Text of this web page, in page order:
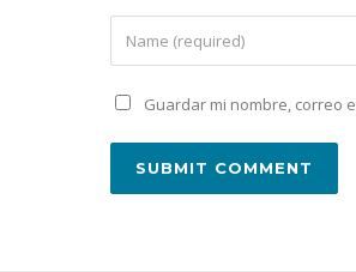
Guardar mi nombre, correo